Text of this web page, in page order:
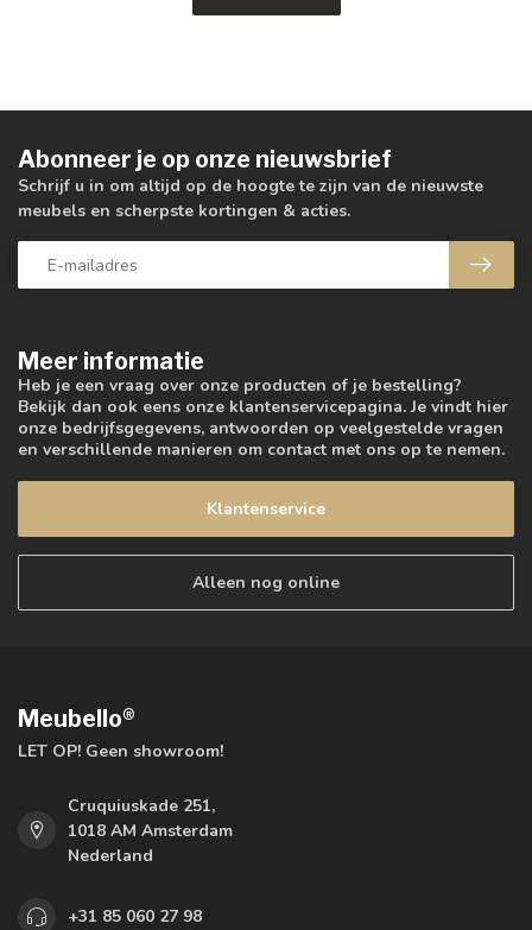
Meer informatie
Heb je een vraag over onze producten of je bestelling?
Bekijk dan ook eens onze klantenservicepagina. Je vindt hier
onze bedrijfsgegevens, antwoorden op veelgestelde vragen
en verschillende manieren om contact met ons op te nemen.
Klantenservice
Alleen nog online
Abonneer je op onze nieuwsbrief
Schrijf u in om altijd op de hoogte te zijn van de nieuwste
meubels en scherpste kortingen & acties.
Meubello®
LET OP! Geen showroom!
Cruquiuskade 251,
1018 AM Amsterdam
Nederland
+31 85 060 27 98